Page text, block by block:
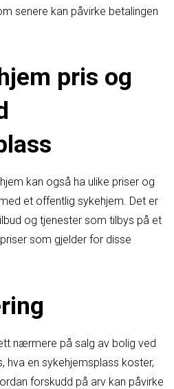
senere kan påvirke betalingen
pris og
kan også ha ulike priser og
et offentlig sykehjem. Det er
og tjenester som tilbys på et
som gjelder for disse
nærmere på salg av bolig ved
hva en sykehjemsplass koster,
forskudd på arv kan påvirke